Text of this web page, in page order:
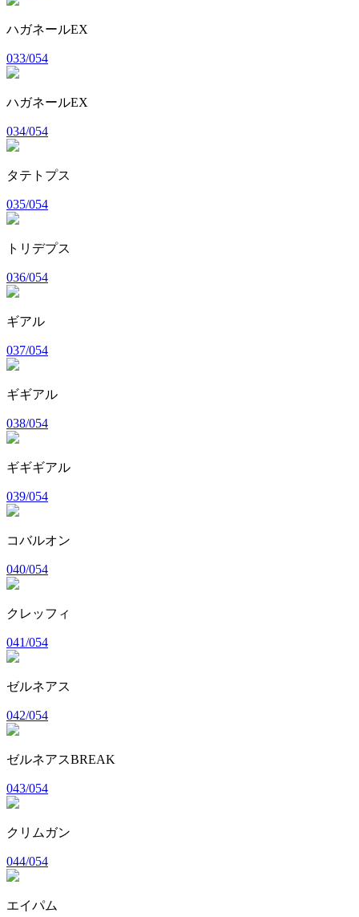
ハガネールEX
033/054
ハガネールEX
034/054
タテトプス
035/054
トリデプス
036/054
ギアル
037/054
ギギアル
038/054
ギギギアル
039/054
コバルオン
040/054
クレッフィ
041/054
ゼルネアス
042/054
ゼルネアスBREAK
043/054
クリムガン
044/054
エイパム